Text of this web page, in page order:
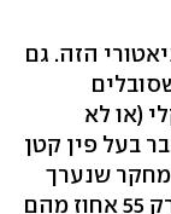
הזה. גם
מאלה שסובלים
(או לא
בעל פין קטן
מחקר שנערך
בקרב כמה עשרות אלפי גברים קבע שרק 55 אחוז מהם